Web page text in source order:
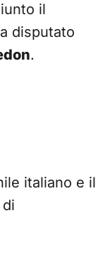
il
disputato
.
italiano e il